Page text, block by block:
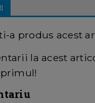
a produs acest
la acest